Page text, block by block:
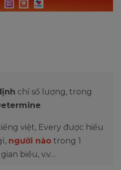
chỉ số lượng, trong
.
việt, Every được hiểu
người nào trong 1
biểu, v.v…